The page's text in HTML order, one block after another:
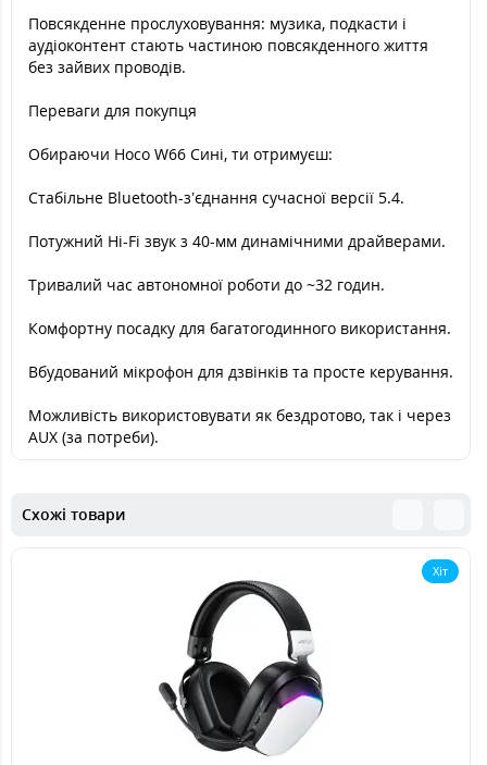
Повсякденне прослуховування: музика, подкасти і
аудіоконтент стають частиною повсякденного життя
без зайвих проводів.
Переваги для покупця
Обираючи Hoco W66 Сині, ти отримуєш:
Стабільне Bluetooth-з’єднання сучасної версії 5.4.
Потужний Hi-Fi звук з 40-мм динамічними драйверами.
Тривалий час автономної роботи до ~32 годин.
Комфортну посадку для багатогодинного використання.
Вбудований мікрофон для дзвінків та просте керування.
Можливість використовувати як бездротово, так і через
AUX (за потреби).
Схожі товари
Хіт